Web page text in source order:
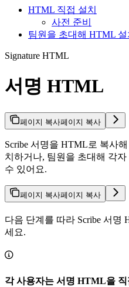
HTML 직접 설치
사전 준비
팀원을 초대해 HTML 설
Signature HTML
서명 HTML
페이지 복사페이지 복사
Scribe 서명을 HTML로 복사
치하거나, 팀원을 초대해 각
수 있어요.
페이지 복사페이지 복사
다음 단계를 따라 Scribe 서
세요.
각 사용자는 서명 HTML을